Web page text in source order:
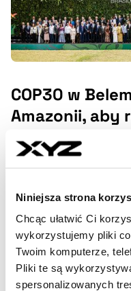
Niniejsza strona
Chcąc ułatwić Ci
wykorzystujemy pliki
Twoim komputerze,
Pliki te są
spersonalizowanych
COP30 w
Amazonii, aby
obietnic
Od 10 do 21 listopada
wydarzenie ma
porozumienie
NEWSROOM XYZ
- AUTOR ARTYKUŁU -
09.11.2025, 15:57